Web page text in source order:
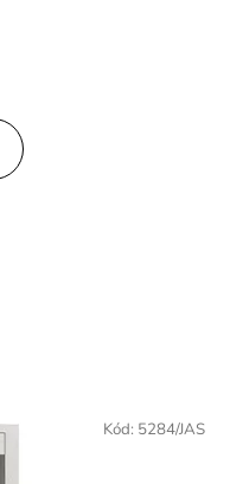
Kód: 5284/JAS